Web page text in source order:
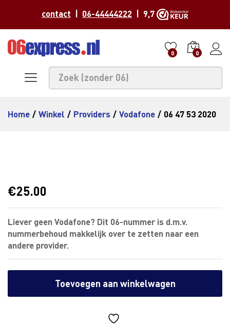
contact 06-44444222 | 9,7
0 0
Home / Winkel / Providers / Vodafone / 06 47 53 2020
€25.00
Liever geen Vodafone? Dit 06-nummer is d.m.v.
nummerbehoud makkelijk over te zetten naar een
andere provider.
Toevoegen aan winkelwagen